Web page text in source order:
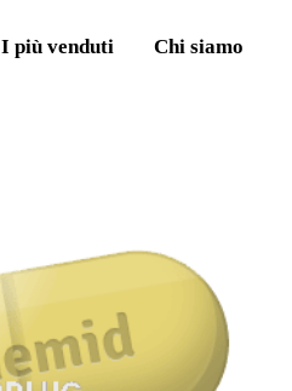
I più venduti Chi siamo